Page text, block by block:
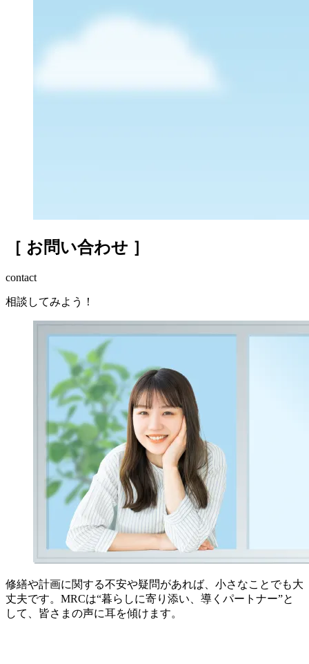
Q2. 水漏れの原因は何ですか？
Q3. 水漏れを早期に発見する方法はありますか？
［ お問い合わせ ］
contact
相談してみよう！
修繕や計画に関する不安や疑問があれば、小さなことでも大
丈夫です。MRCは“暮らしに寄り添い、導くパートナー”と
して、皆さまの声に耳を傾けます。